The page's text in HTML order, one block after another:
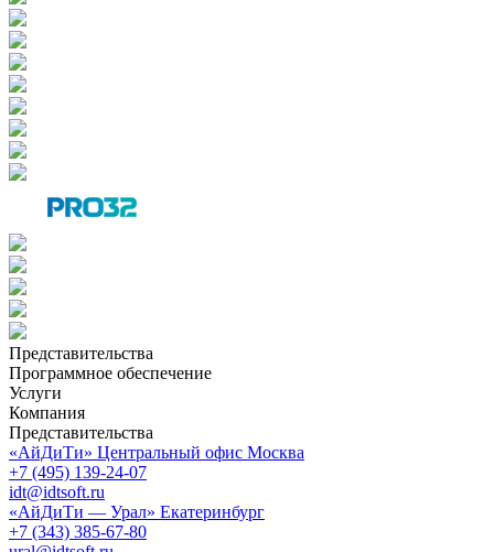
Представительства
Программное обеспечение
Услуги
Компания
Представительства
«АйДиТи» Центральный офис Москва
+7 (495) 139-24-07
idt@idtsoft.ru
«АйДиТи — Урал» Екатеринбург
+7 (343) 385-67-80